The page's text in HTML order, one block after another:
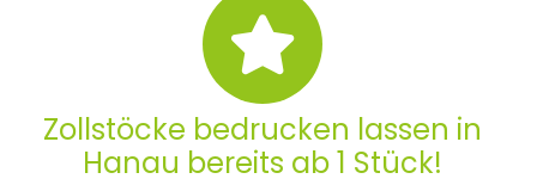
Zollstöcke bedrucken lassen in
Hanau bereits ab 1 Stück!